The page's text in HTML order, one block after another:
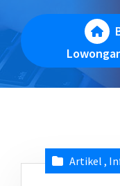
Artikel ,